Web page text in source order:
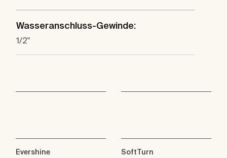
Wasseranschluss-Gewinde:
1/2"
Evershine SoftTurn